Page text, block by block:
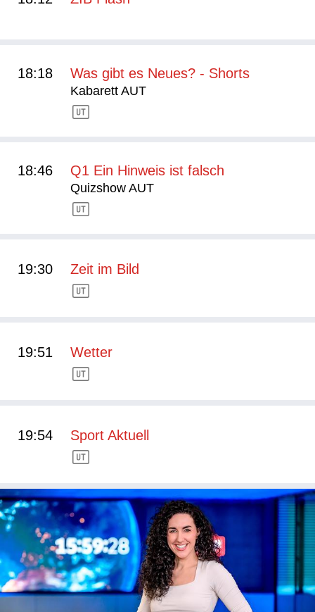
18:18 Was gibt es Neues? - Shorts
Kabarett AUT
18:46 Q1 Ein Hinweis ist falsch
Quizshow AUT
19:30 Zeit im Bild
19:51 Wetter
19:54 Sport Aktuell